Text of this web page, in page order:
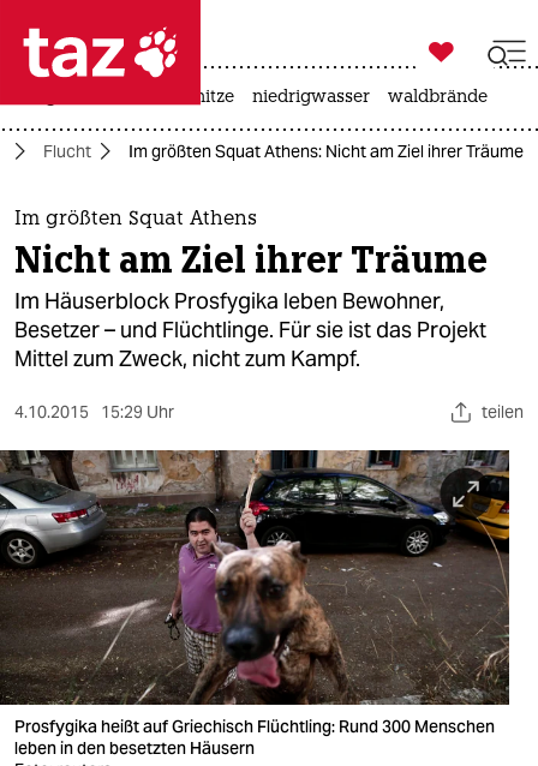
 taz zahl ich
taz zahl ich
themen
politik
öko
sport
berlin
nord
wahrheit
verlag
verlag

taz zahl ich
hitze niedrigwasser waldbrände
Flucht Im größten Squat Athens: Nicht am Ziel ihrer Träume
Im größten Squat Athens
Nicht am Ziel ihrer Träume
Im Häuserblock Prosfygika leben Bewohner,
Besetzer – und Flüchtlinge. Für sie ist das Projekt
Mittel zum Zweck, nicht zum Kampf.
4.10.2015 15:29 Uhr teilen
Prosfygika heißt auf Griechisch Flüchtling: Rund 300 Menschen
leben in den besetzten Häusern